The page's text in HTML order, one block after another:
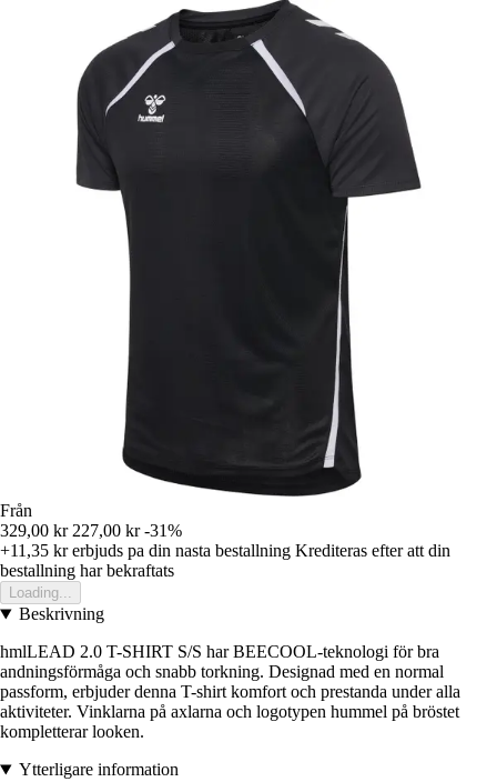
Från
329,00 kr 227,00 kr -31%
+11,35 krerbjuds pa din nasta bestallning Krediteras efter att din
bestallning har bekraftats
Loading...
Beskrivning
hmlLEAD 2.0 T-SHIRT S/S har BEECOOL-teknologi för bra
andningsförmåga och snabb torkning. Designad med en normal
passform, erbjuder denna T-shirt komfort och prestanda under alla
aktiviteter. Vinklarna på axlarna och logotypen hummel på bröstet
kompletterar looken.
Ytterligare information